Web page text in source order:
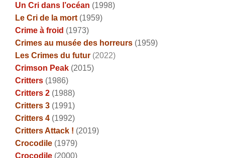
Un Cri dans l’océan (1998)
Le Cri de la mort (1959)
Crime à froid (1973)
Crimes au musée des horreurs (1959)
Les Crimes du futur (2022)
Crimson Peak (2015)
Critters (1986)
Critters 2 (1988)
Critters 3 (1991)
Critters 4 (1992)
Critters Attack ! (2019)
Crocodile (1979)
Crocodile (2000)